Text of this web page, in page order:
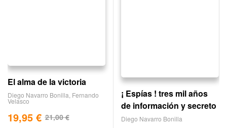
El alma de la victoria
Diego Navarro Bonilla Fernando
Velasco
21,00€
19,95 €
¡ Espías ! tres mil años
de información y secreto
Diego Navarro Bonilla